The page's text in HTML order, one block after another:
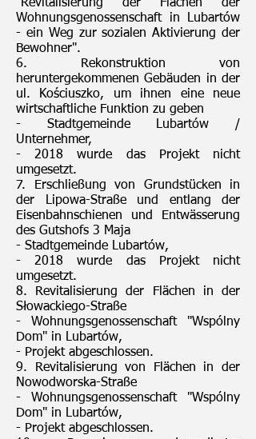
"Revitalisierung der Flächen der
Wohnungsgenossenschaft in Lubartów
- ein Weg zur sozialen Aktivierung der
Bewohner".
6. Rekonstruktion von
heruntergekommenen Gebäuden in der
ul. Kościuszko, um ihnen eine neue
wirtschaftliche Funktion zu geben
- Stadtgemeinde Lubartów /
Unternehmer,
- 2018 wurde das Projekt nicht
umgesetzt.
7. Erschließung von Grundstücken in
der Lipowa-Straße und entlang der
Eisenbahnschienen und Entwässerung
des Gutshofs 3 Maja
- Stadtgemeinde Lubartów,
- 2018 wurde das Projekt nicht
umgesetzt.
8. Revitalisierung der Flächen in der
Słowackiego-Straße
- Wohnungsgenossenschaft "Wspólny
Dom" in Lubartów,
- Projekt abgeschlossen.
9. Revitalisierung von Flächen in der
Nowodworska-Straße
- Wohnungsgenossenschaft "Wspólny
Dom" in Lubartów,
- Projekt abgeschlossen.